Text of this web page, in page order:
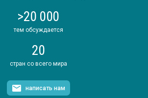
>20 000
тем обсуждается
20
стран со всего мира
написать нам